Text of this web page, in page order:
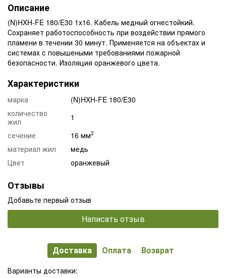
Описание
(N)HXH-FE 180/E30 1х16. Кабель медный огнестойкий.
Сохраняет работоспособность при воздействии прямого
пламени в течении 30 минут. Применяется на объектах и
системах с повышеными требованиями пожарной
безопасности. Изоляция оранжевого цвета.
Характеристики
марка
(N)HXH-FE 180/E30
количество
жил
1
сечение
16 мм2
материал жил
медь
Цвет
оранжевый
Отзывы
Добавьте первый отзыв
Написать отзыв
Доставка Оплата Возврат
Варианты доставки: